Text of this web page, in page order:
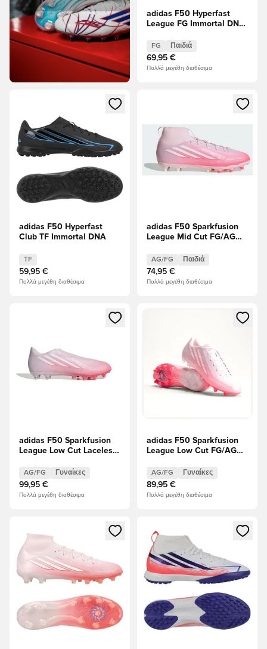
adidas F50 Hyperfast
League FG Immortal DNA
FG Παιδιά
69,95 €
Πολλά μεγέθη διαθέσιμα
Ανοίγει ένα Modal για να συνδεθείτε ή να εγγραφείτε ως
adidas F50 Hyperfast
Club TF Immortal DNA
TF
59,95 €
Πολλά μεγέθη διαθέσιμα
Ανοίγει ένα Modal για να
adidas F50 Sparkfusion
League Mid Cut FG/AG
AG/FG Παιδιά
74,95 €
Πολλά μεγέθη διαθέσιμα
Ανοίγει ένα Modal για να συνδεθείτε ή να εγγραφείτε ως
adidas F50 Sparkfusion
League Low Cut Laceless
Γυναίκες
AG/FG Γυναίκες
99,95 €
Πολλά μεγέθη διαθέσιμα
Ανοίγει ένα Modal για να
adidas F50 Sparkfusion
League Low Cut FG/AG
Γυναίκες
AG/FG Γυναίκες
89,95 €
Πολλά μεγέθη διαθέσιμα
Ανοίγει ένα Modal για να συνδεθείτε ή να εγγραφείτε ως
Ανοίγει ένα Modal για να